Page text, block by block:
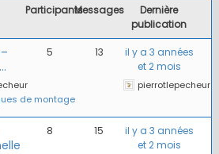
ParticipantsMessages
Dernière
publication
de montage
5 13
il y a 3 années
et 2 mois
pierrotlepecheur
8 15
il y a 3 années
et 2 mois